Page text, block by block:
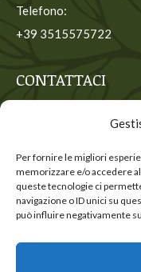
Per fornire le migliori
memorizzare e/o accedere
queste tecnologie ci
navigazione o ID unici su
può influire negativamente
Telefono:
+39 3515575722
CONTATTACI
Contattaci per
E-mail *
INVIA